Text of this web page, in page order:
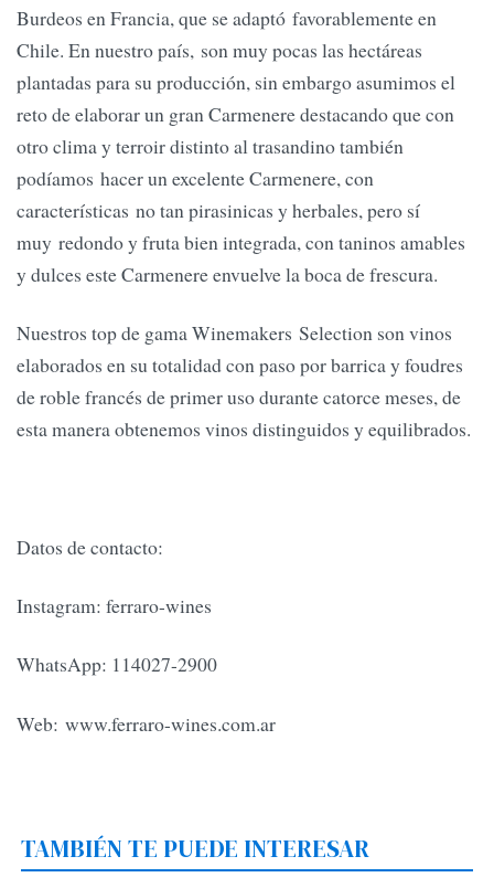
Burdeos en Francia, que se adaptó favorablemente en
Chile. En nuestro país, son muy pocas las hectáreas
plantadas para su producción, sin embargo asumimos el
reto de elaborar un gran Carmenere destacando que con
otro clima y terroir distinto al trasandino también
podíamos hacer un excelente Carmenere, con
características no tan pirasinicas y herbales, pero sí
muy redondo y fruta bien integrada, con taninos amables
y dulces este Carmenere envuelve la boca de frescura.
Nuestros top de gama Winemakers Selection son vinos
elaborados en su totalidad con paso por barrica y foudres
de roble francés de primer uso durante catorce meses, de
esta manera obtenemos vinos distinguidos y equilibrados.
Datos de contacto:
Instagram: ferraro-wines
WhatsApp: 114027-2900
Web: www.ferraro-wines.com.ar
TAMBIÉN TE PUEDE INTERESAR